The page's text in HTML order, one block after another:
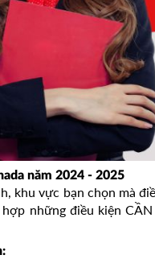
năm 2024 - 2025
khu vực bạn chọn mà
những điều kiện